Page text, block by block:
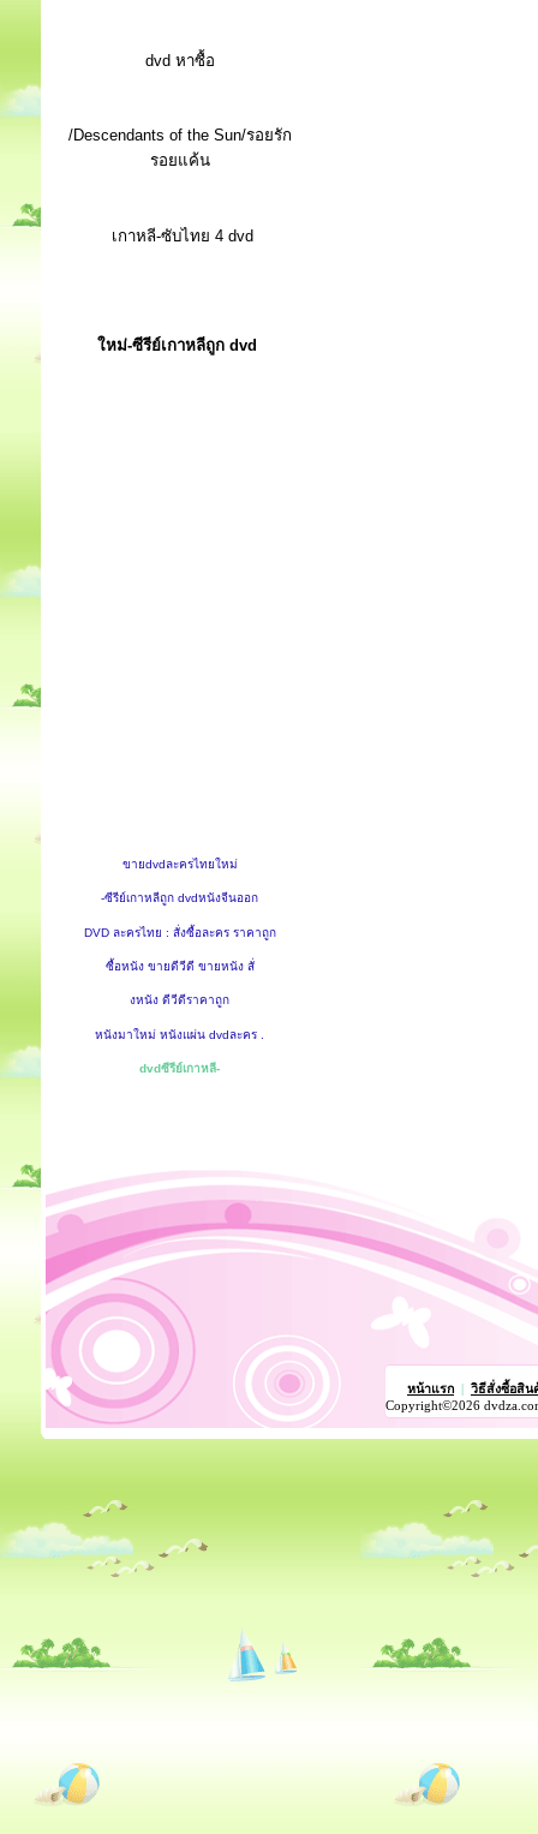
dvd หาซื้อ
/Descendants of the Sun/รอยรัก
รอยแค้น
เกาหลี-ซับไทย 4 dvd
ใหม่-ซีรีย์เกาหลีถูก dvd
ขายdvdละครไทยใหม่
-ซีรีย์เกาหลีถูก dvdหนังจีนออก
DVD ละครไทย : สั่งซื้อละคร ราคาถูก
ซื้อหนัง ขายดีวีดี ขายหนัง สั่
งหนัง ดีวีดีราคาถูก
หนังมาใหม่ หนังแผ่น dvdละคร .
dvdซีรีย์เกาหลี-
หน้าแรก
วิธีสั่งซื้อสิน
Copyright©2026